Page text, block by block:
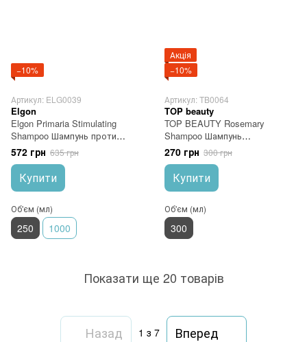
−10%
Артикул: ELG0039
Elgon
Elgon Primaria Stimulating
Shampoo Шампунь проти
випадіння волосся
572 грн 635 грн
Купити
Об'єм (мл)
250 1000
Акція
−10%
Артикул: TB0064
TOP beauty
TOP BEAUTY Rosemary
Shampoo Шампунь
розмариновий для зміцнення
волосся
270 грн 300 грн
Купити
Об'єм (мл)
300
Показати ще 20 товарів
Назад 1 з 7 Вперед